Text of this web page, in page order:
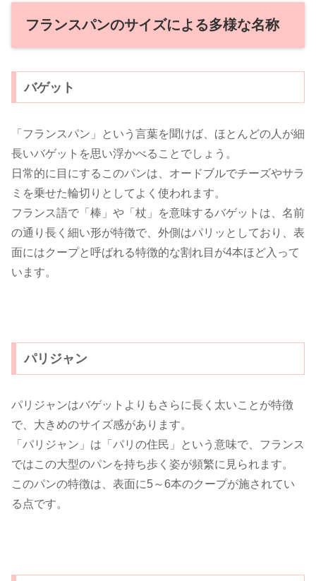
フランスパンのサイズによる多様な名称
バゲット
「フランスパン」という言葉を聞けば、ほとんどの人が細
長いバゲットを思い浮かべることでしょう。
日常的に目にするこのパンは、オードブルでチーズやサラ
ミを乗せた輪切りとしてよく使われます。
フランス語で「棒」や「杖」を意味するバゲットは、名前
の通り長く細い形が特徴で、外側はパリッとしており、表
面にはクープと呼ばれる特徴的な割れ目が4本ほど入って
います。
パリジャン
パリジャンはバゲットよりもさらに長く太いことが特徴
で、大きめのサイズ感があります。
「パリジャン」は「パリの住民」という意味で、フランス
ではこの大型のパンを持ち歩く姿が頻繁に見られます。
このパンの特徴は、表面に5～6本のクープが施されてい
る点です。